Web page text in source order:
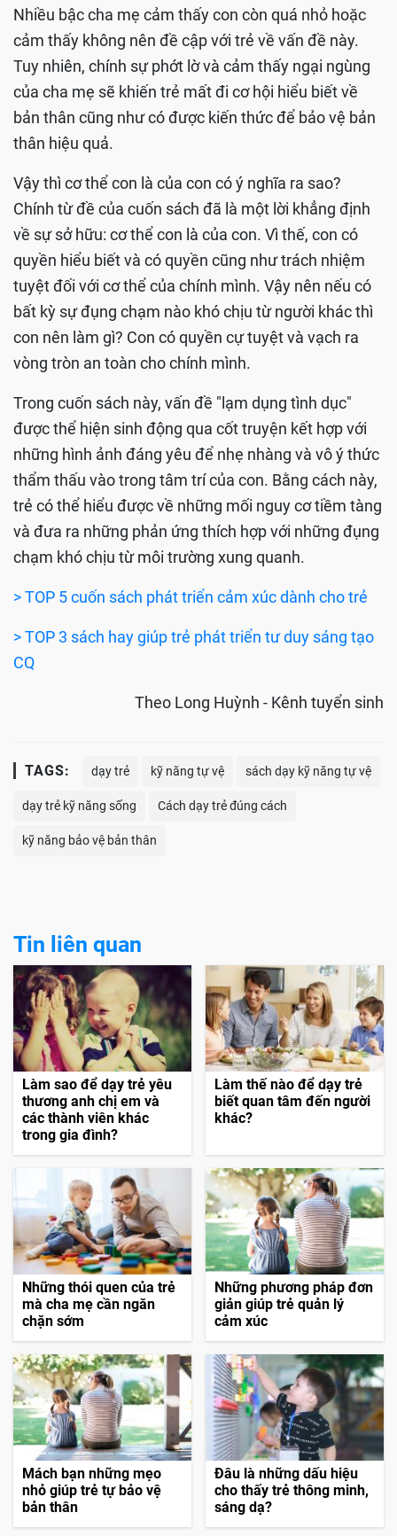
Nhiều bậc cha mẹ cảm thấy con còn quá nhỏ hoặc
cảm thấy không nên đề cập với trẻ về vấn đề này.
Tuy nhiên, chính sự phớt lờ và cảm thấy ngại ngùng
của cha mẹ sẽ khiến trẻ mất đi cơ hội hiểu biết về
bản thân cũng như có được kiến thức để bảo vệ bản
thân hiệu quả.
Vậy thì cơ thể con là của con có ý nghĩa ra sao?
Chính từ đề của cuốn sách đã là một lời khẳng định
về sự sở hữu: cơ thể con là của con. Vì thế, con có
quyền hiểu biết và có quyền cũng như trách nhiệm
tuyệt đối với cơ thể của chính mình. Vậy nên nếu có
bất kỳ sự đụng chạm nào khó chịu từ người khác thì
con nên làm gì? Con có quyền cự tuyệt và vạch ra
vòng tròn an toàn cho chính mình.
Trong cuốn sách này, vấn đề "lạm dụng tình dục"
được thể hiện sinh động qua cốt truyện kết hợp với
những hình ảnh đáng yêu để nhẹ nhàng và vô ý thức
thẩm thấu vào trong tâm trí của con. Bằng cách này,
trẻ có thể hiểu được về những mối nguy cơ tiềm tàng
và đưa ra những phản ứng thích hợp với những đụng
chạm khó chịu từ môi trường xung quanh.
> TOP 5 cuốn sách phát triển cảm xúc dành cho trẻ
> TOP 3 sách hay giúp trẻ phát triển tư duy sáng tạo
CQ
Theo Long Huỳnh - Kênh tuyển sinh
TAGS: dạy trẻ kỹ năng tự vệ sách dạy kỹ năng tự vệ
dạy trẻ kỹ năng sống Cách dạy trẻ đúng cách
kỹ năng bảo vệ bản thân
Tin liên quan
Làm sao để dạy trẻ yêu
thương anh chị em và
các thành viên khác
trong gia đình?
Làm thế nào để dạy trẻ
biết quan tâm đến người
khác?
Những thói quen của trẻ
mà cha mẹ cần ngăn
chặn sớm
Những phương pháp đơn
giản giúp trẻ quản lý
cảm xúc
Mách bạn những mẹo
nhỏ giúp trẻ tự bảo vệ
bản thân
Đâu là những dấu hiệu
cho thấy trẻ thông minh,
sáng dạ?